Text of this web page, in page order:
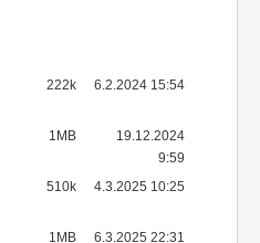
222k 6.2.2024 15:54
1MB
19.12.2024
9:59
510k 4.3.2025 10:25
1MB 6.3.2025 22:31